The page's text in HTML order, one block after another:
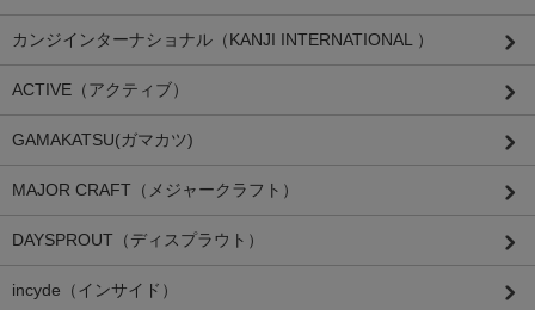
カンジインターナショナル（KANJI INTERNATIONAL ）
ACTIVE（アクティブ）
GAMAKATSU(ガマカツ)
MAJOR CRAFT（メジャークラフト）
DAYSPROUT（ディスプラウト）
incyde（インサイド）